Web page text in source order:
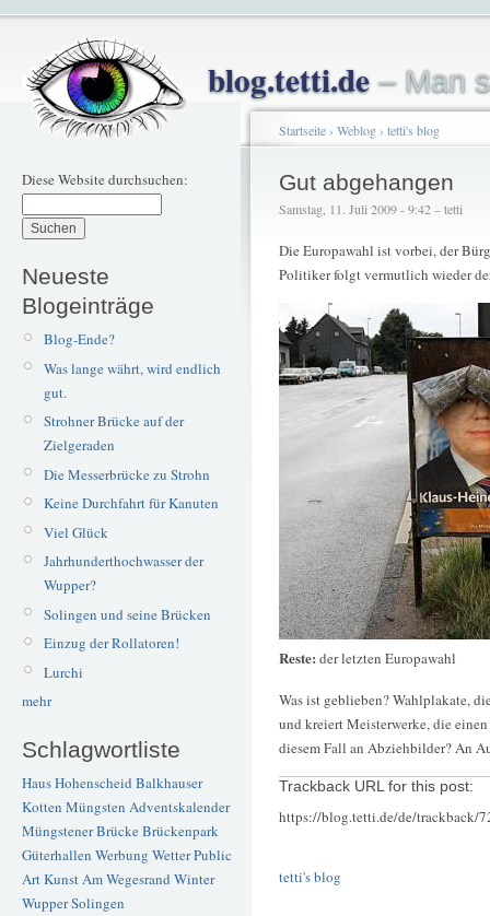
blog.tetti.de– Man
Diese Website durchsuchen:
Neueste
Blogeinträge
Blog-Ende?
Was lange währt, wird endlich
gut.
Strohner Brücke auf der
Zielgeraden
Die Messerbrücke zu Strohn
Keine Durchfahrt für Kanuten
Viel Glück
Jahrhunderthochwasser der
Wupper?
Solingen und seine Brücken
Einzug der Rollatoren!
Lurchi
mehr
Schlagwortliste
Haus Hohenscheid Balkhauser
Kotten Müngsten Adventskalender
Müngstener BrückeBrückenpark
Güterhallen Werbung WetterPublic
ArtKunstAm Wegesrand Winter
WupperSolingen
Startseite› Weblog› tetti's blog
Gut abgehangen
Samstag, 11. Juli 2009 - 9:42 – tetti
Die Europawahl ist vorbei, der
Politiker folgt vermutlich wieder
Reste: der letzten Europawahl
Was ist geblieben? Wahlplakate,
und kreiert Meisterwerke, die
diesem Fall an Abziehbilder? An
Trackback URL for this post:
https://blog.tetti.de/de/trackback/
tetti's blog